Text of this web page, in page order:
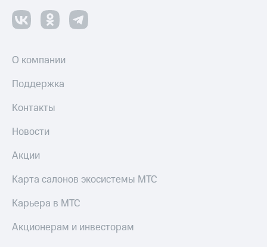
О компании
Поддержка
Контакты
Новости
Акции
Карта салонов экосистемы МТС
Карьера в МТС
Акционерам и инвесторам